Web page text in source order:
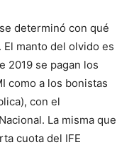
determinó con qué
manto del olvido es
2019 se pagan los
como a los bonistas
con el
La misma que
cuota del IFE